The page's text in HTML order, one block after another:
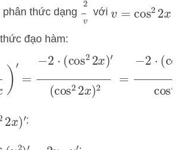
thức dạng 2vvớiv =cos22x
đạo hàm:
cos x)′= − 2⋅(cos22
x 2 =− 2⋅(cos22x)′cos 42 x
22x)′: